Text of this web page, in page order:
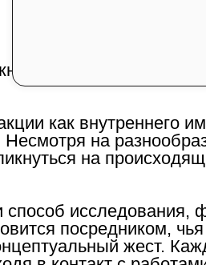
курса
как внутреннего
на
на
способ исследования,
посредником,
жест.